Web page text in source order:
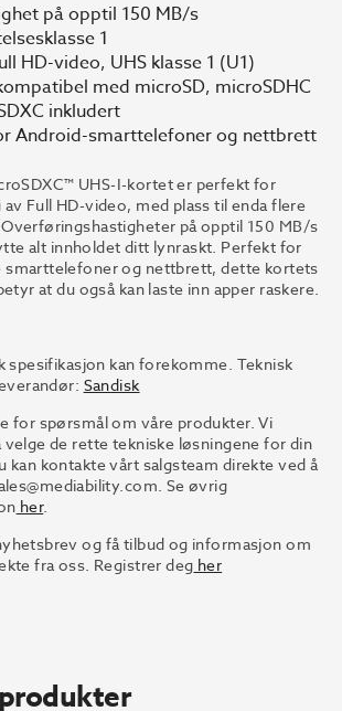
på opptil 150 MB/s
1
HD-video, UHS klasse 1 (U1)
med microSD, microSDHC
inkludert
Android-smarttelefoner og nettbrett
UHS-I-kortet er perfekt for
Full HD-video, med plass til enda flere
på opptil 150 MB/s
alt innholdet ditt lynraskt. Perfekt for
smarttelefoner og nettbrett, dette kortets
at du også kan laste inn apper raskere.
spesifikasjon kan forekomme. Teknisk
Sandisk
for spørsmål om våre produkter. Vi
velge de rette tekniske løsningene for din
kan kontakte vårt salgsteam direkte ved å
Se øvrig
her.
og få tilbud og informasjon om
fra oss. Registrer deg her